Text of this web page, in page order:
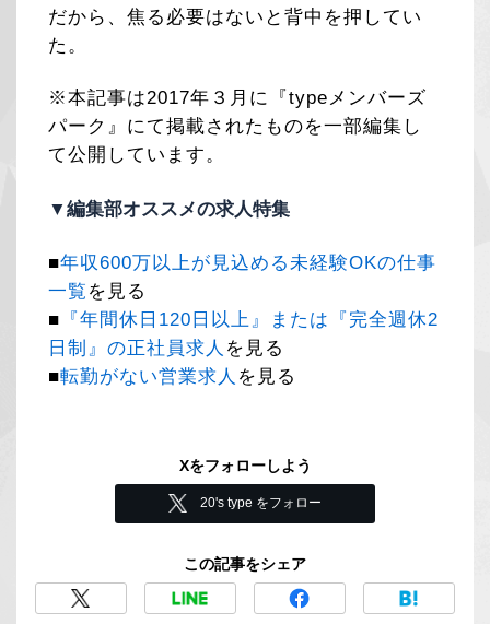
だから、焦る必要はないと背中を押してい
た。
※本記事は2017年３月に『typeメンバーズ
パーク』にて掲載されたものを一部編集し
て公開しています。
▼編集部オススメの求人特集
■年収600万以上が見込める未経験OKの仕事
一覧 を見る
■ 『年間休日120日以上』または『完全週休2
日制』の正社員求人 を見る
■転勤がない営業求人 を見る
Xをフォローしよう
20's type をフォロー
この記事をシェア